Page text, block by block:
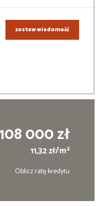
zostaw wiadomość
000 zł
11,32 zł/m2
Oblicz ratę kredytu